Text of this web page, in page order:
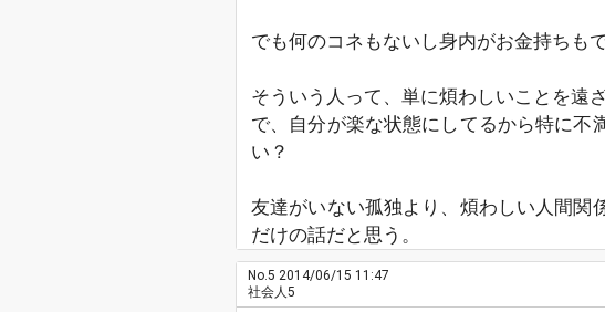
でも何のコネもないし身内がお金持ちも
そういう人って、単に煩わしいことを遠
で、自分が楽な状態にしてるから特に不
い？
友達がいない孤独より、煩わしい人間関
だけの話だと思う。
No.5 2014/06/15 11:47
社会人5